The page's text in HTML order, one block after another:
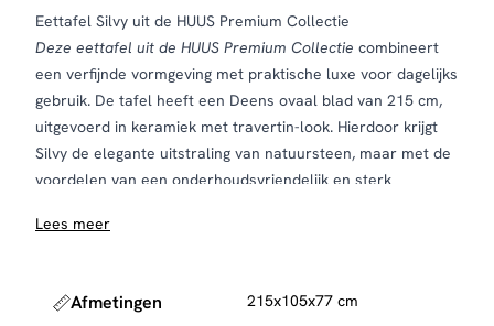
Eettafel Silvy uit de HUUS Premium Collectie
Deze eettafel uit de HUUS Premium Collectie combineert
een verfijnde vormgeving met praktische luxe voor dagelijks
gebruik. De tafel heeft een Deens ovaal blad van 215 cm,
uitgevoerd in keramiek met travertin-look. Hierdoor krijgt
Silvy de elegante uitstraling van natuursteen, maar met de
voordelen van een onderhoudsvriendelijk en sterk
Het keramieken blad is krasbestendig, vlekwerend en
onderhoud. Het centrale onderstel in eikenhout-look zorgt
Lees meer
Afmetingen 215x105x77 cm